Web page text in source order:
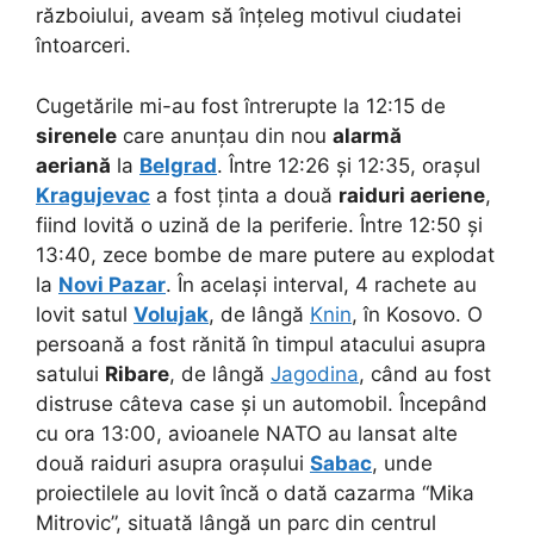
războiului, aveam să înțeleg motivul ciudatei
întoarceri.
Cugetările mi-au fost întrerupte la 12:15 de
sirenele care anunțau din nou alarmă
aeriană la Belgrad. Între 12:26 și 12:35, orașul
Kragujevac a fost ținta a două raiduri aeriene,
fiind lovită o uzină de la periferie. Între 12:50 și
13:40, zece bombe de mare putere au explodat
la Novi Pazar. În același interval, 4 rachete au
lovit satul Volujak, de lângă Knin, în Kosovo. O
persoană a fost rănită în timpul atacului asupra
satului Ribare, de lângă Jagodina, când au fost
distruse câteva case și un automobil. Începând
cu ora 13:00, avioanele NATO au lansat alte
două raiduri asupra orașului Sabac, unde
proiectilele au lovit încă o dată cazarma “Mika
Mitrovic”, situată lângă un parc din centrul